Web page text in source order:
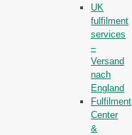
UK
fulfilment
services
–
Versand
nach
England
Fulfilment
Center
&